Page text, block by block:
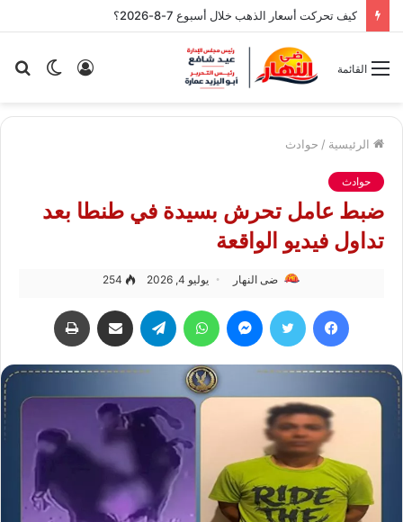
كيف تحركت أسعار الذهب خلال أسبوع 7-8-2026؟
الوضع تسجيل
القائمة
الرئيسية / حوادث
حوادث
ضبط عامل تحرش بسيدة في طنطا بعد
تداول فيديو الواقعة
ضى النهار يوليو 4, 2026 254
فيسبوك تويتر ماسنجر واتساب تيلقرام مشاركة عبر البريد